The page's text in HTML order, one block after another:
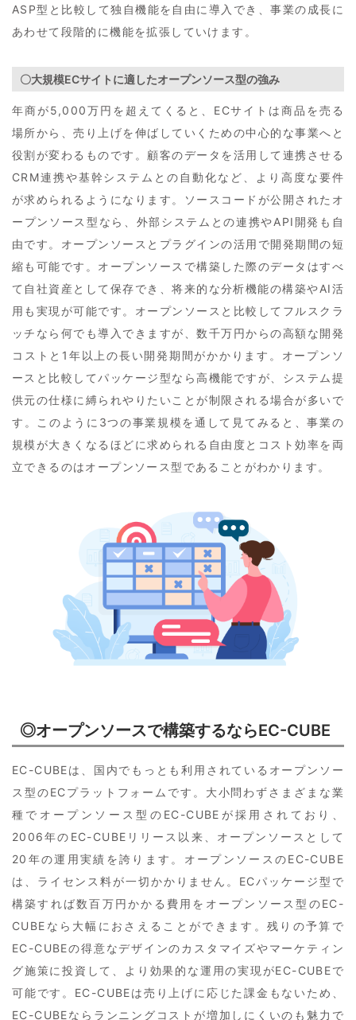
ASP型と比較して独自機能を自由に導入でき、事業の成長に
あわせて段階的に機能を拡張していけます。
〇大規模ECサイトに適したオープンソース型の強み
年商が5,000万円を超えてくると、ECサイトは商品を売る
場所から、売り上げを伸ばしていくための中心的な事業へと
役割が変わるものです。顧客のデータを活用して連携させる
CRM連携や基幹システムとの自動化など、より高度な要件
が求められるようになります。ソースコードが公開されたオ
ープンソース型なら、外部システムとの連携やAPI開発も自
由です。オープンソースとプラグインの活用で開発期間の短
縮も可能です。オープンソースで構築した際のデータはすべ
て自社資産として保存でき、将来的な分析機能の構築やAI活
用も実現が可能です。オープンソースと比較してフルスクラ
ッチなら何でも導入できますが、数千万円からの高額な開発
コストと1年以上の長い開発期間がかかります。オープンソ
ースと比較してパッケージ型なら高機能ですが、システム提
供元の仕様に縛られやりたいことが制限される場合が多いで
す。このように3つの事業規模を通して見てみると、事業の
規模が大きくなるほどに求められる自由度とコスト効率を両
立できるのはオープンソース型であることがわかります。
◎オープンソースで構築するならEC-CUBE
EC-CUBEは、国内でもっとも利用されているオープンソー
ス型のECプラットフォームです。大小問わずさまざまな業
種でオープンソース型のEC-CUBEが採用されており、
2006年のEC-CUBEリリース以来、オープンソースとして
20年の運用実績を誇ります。オープンソースのEC-CUBE
は、ライセンス料が一切かかりません。ECパッケージ型で
構築すれば数百万円かかる費用をオープンソース型のEC-
CUBEなら大幅におさえることができます。残りの予算で
EC-CUBEの得意なデザインのカスタマイズやマーケティン
グ施策に投資して、より効果的な運用の実現がEC-CUBEで
可能です。EC-CUBEは売り上げに応じた課金もないため、
EC-CUBEならランニングコストが増加しにくいのも魅力で